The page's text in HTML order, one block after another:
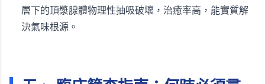
層下的頂漿腺體物理性抽吸破壞，治癒率高，能實質解
決氣味根源。